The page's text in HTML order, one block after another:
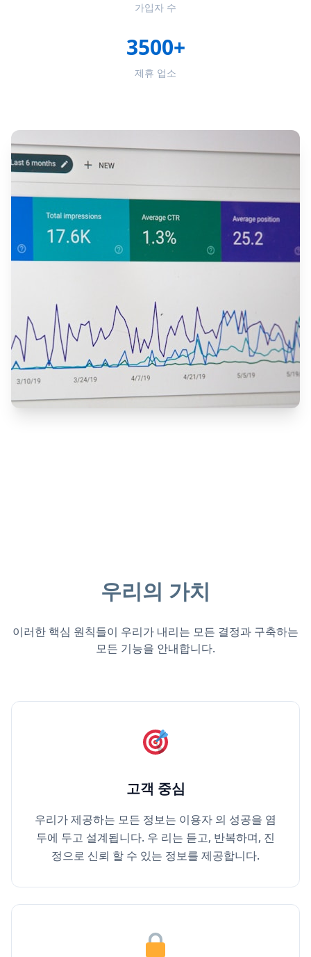
가입자 수
3500+
제휴 업소
우리의 가치
이러한 핵심 원칙들이 우리가 내리는 모든 결정과 구축하는
모든 기능을 안내합니다.
고객 중심
우리가 제공하는 모든 정보는 이용자 의 성공을 염
두에 두고 설계됩니다. 우 리는 듣고, 반복하며, 진
정으로 신뢰 할 수 있는 정보를 제공합니다.